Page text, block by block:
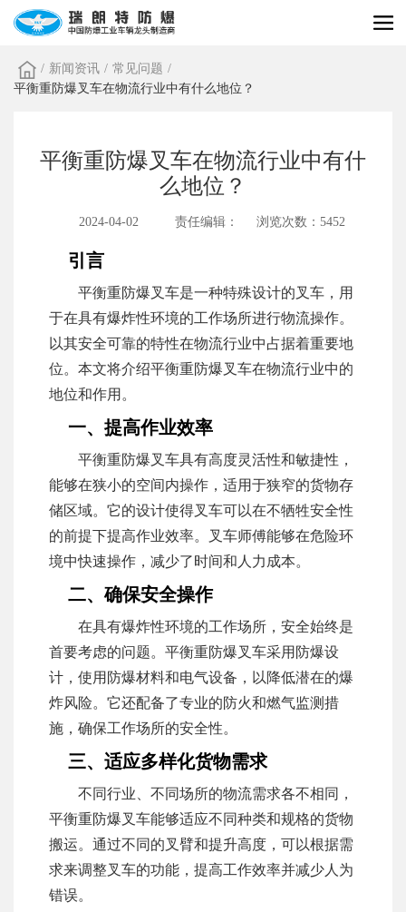
/ 新闻资讯 / 常见问题 /
平衡重防爆叉车在物流行业中有什么地位？
平衡重防爆叉车在物流行业中有什
么地位？
2024-04-02 责任编辑： 浏览次数：5452
引言
平衡重防爆叉车是一种特殊设计的叉车，用
于在具有爆炸性环境的工作场所进行物流操作。
以其安全可靠的特性在物流行业中占据着重要地
位。本文将介绍平衡重防爆叉车在物流行业中的
地位和作用。
一、提高作业效率
平衡重防爆叉车具有高度灵活性和敏捷性，
能够在狭小的空间内操作，适用于狭窄的货物存
储区域。它的设计使得叉车可以在不牺牲安全性
的前提下提高作业效率。叉车师傅能够在危险环
境中快速操作，减少了时间和人力成本。
二、确保安全操作
在具有爆炸性环境的工作场所，安全始终是
首要考虑的问题。平衡重防爆叉车采用防爆设
计，使用防爆材料和电气设备，以降低潜在的爆
炸风险。它还配备了专业的防火和燃气监测措
施，确保工作场所的安全性。
三、适应多样化货物需求
不同行业、不同场所的物流需求各不相同，
平衡重防爆叉车能够适应不同种类和规格的货物
搬运。通过不同的叉臂和提升高度，可以根据需
求来调整叉车的功能，提高工作效率并减少人为
错误。